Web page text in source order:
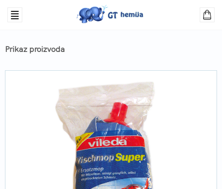
Prikaz proizvoda